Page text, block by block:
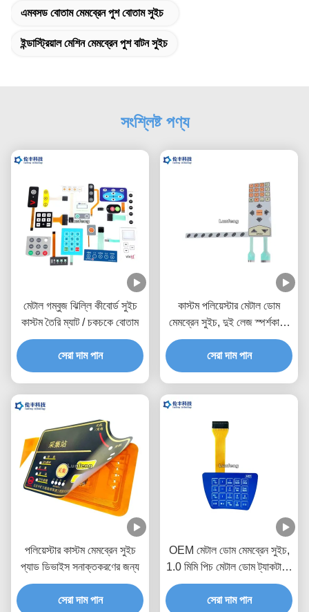
এমবসড বোতাম মেমব্রেন পুশ বোতাম সুইচ
ইন্ডাস্ট্রিয়াল মেশিন মেমব্রেন পুশ বাটন সুইচ
সংশ্লিষ্ট পণ্য
মেটাল গম্বুজ ঝিল্লি কীবোর্ড সুইচ
কাস্টম তৈরি ম্যাট / চকচকে বোতাম
সেরা দাম পান
কাস্টম পলিয়েস্টার মেটাল ডোম
মেমব্রেন সুইচ, দুই লেজ স্পর্শকাতর
মেটাল ডোম সুইচ
সেরা দাম পান
পলিয়েস্টার কাস্টম মেমব্রেন সুইচ
প্যাড ডিভাইস সনাক্তকরণের জন্য
সেরা দাম পান
OEM মেটাল ডোম মেমব্রেন সুইচ,
1.0 মিমি পিচ মেটাল ডোম ট্যাকটাইল
সুইচ
সেরা দাম পান